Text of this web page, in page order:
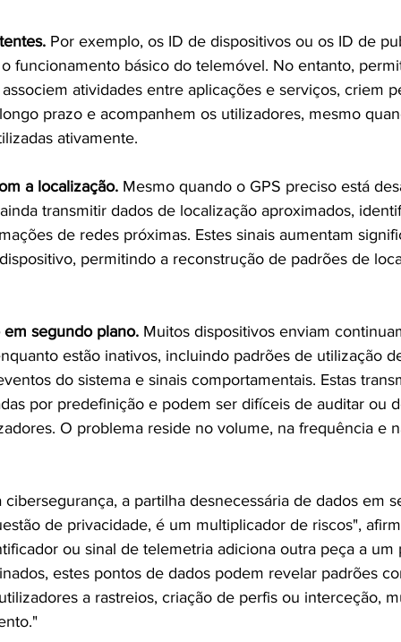
Por exemplo, os ID de dispositivos ou os ID de
o funcionamento básico do telemóvel. No entanto,
atividades entre aplicações e serviços, criem
prazo e acompanhem os utilizadores, mesmo
ativamente.
a localização. Mesmo quando o GPS preciso está
transmitir dados de localização aproximados,
de redes próximas. Estes sinais aumentam
permitindo a reconstrução de padrões de
segundo plano. Muitos dispositivos enviam
estão inativos, incluindo padrões de utilização
do sistema e sinais comportamentais. Estas
por predefinição e podem ser difíceis de auditar ou
O problema reside no volume, na frequência e
a partilha desnecessária de dados em
de privacidade, é um multiplicador de riscos",
ou sinal de telemetria adiciona outra peça a
estes pontos de dados podem revelar padrões
a rastreios, criação de perfis ou interceção,